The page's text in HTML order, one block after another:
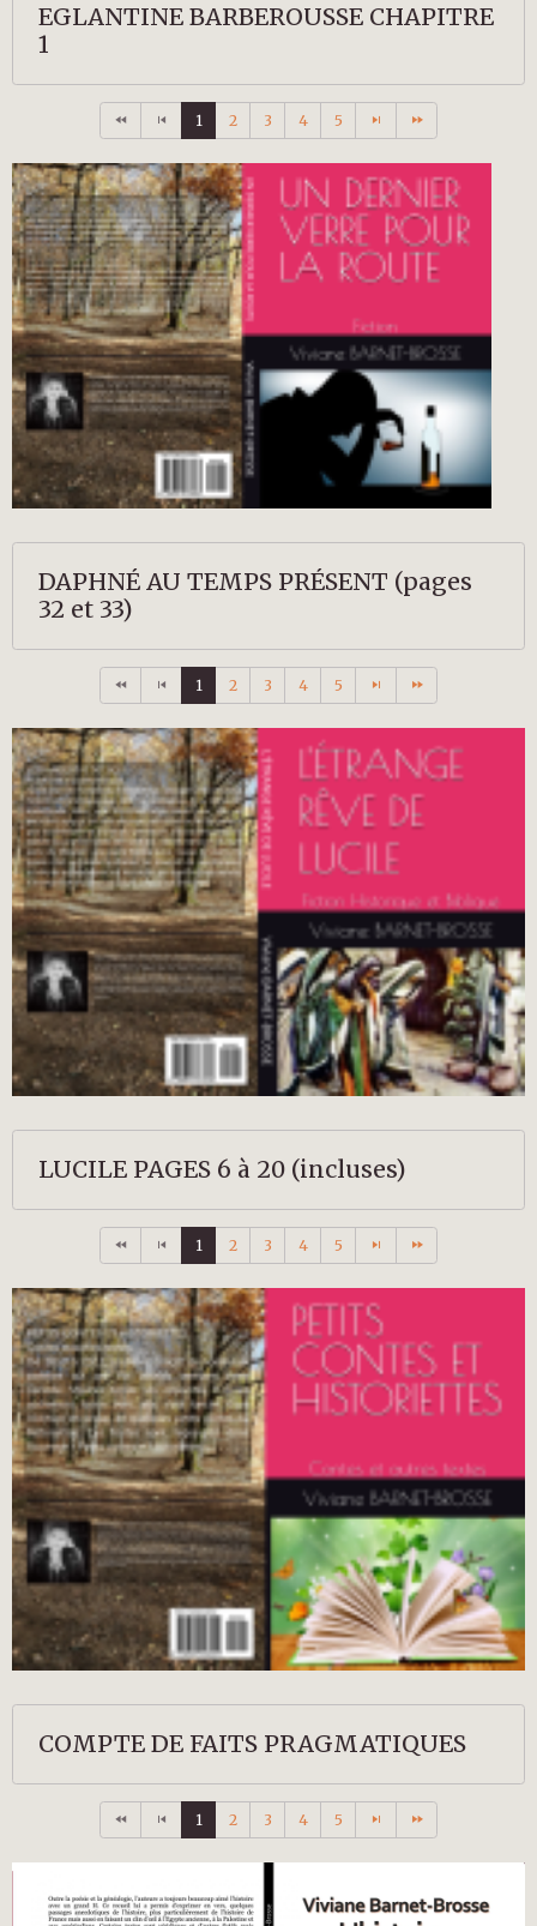
EGLANTINE BARBEROUSSE CHAPITRE
1
1 2 3 4 5
DAPHNÉ AU TEMPS PRÉSENT (pages
32 et 33)
1 2 3 4 5
LUCILE PAGES 6 à 20 (incluses)
1 2 3 4 5
COMPTE DE FAITS PRAGMATIQUES
1 2 3 4 5